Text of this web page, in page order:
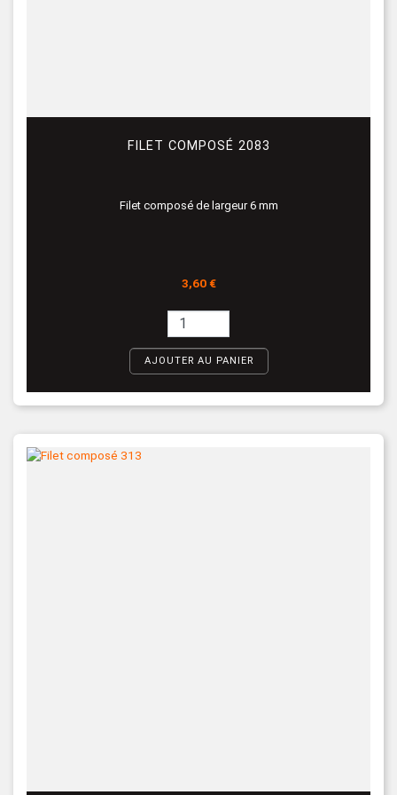
FILET COMPOSÉ 2083
Filet composé de largeur 6 mm
Prix
3,60 €
AJOUTER AU PANIER